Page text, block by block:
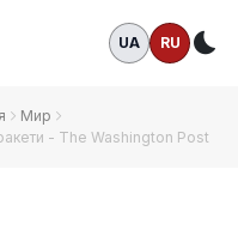
UA RU
Мир
- The Washington Post